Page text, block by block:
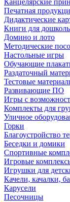
Канцелярские
Печатная
Дидактические
Книги для
Домино и лото
Методические
Настольные игры
Обучающие
Раздаточный
Тестовые
Развивающие ПО
Игры с
Комплекты для
Уличное
Горки
Благоустройство
Беседки и домики
Спортивные
Игровые
Игрушки для
Качели, качалки,
Карусели
Песочницы